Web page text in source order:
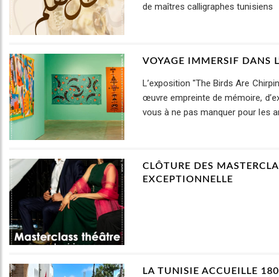
de maîtres calligraphes tunisiens
VOYAGE IMMERSIF DANS
L’exposition "The Birds Are
œuvre empreinte de mémoire,
vous à ne pas manquer pour les
CLÔTURE DES
EXCEPTIONNELLE
LA TUNISIE ACCUEILLE